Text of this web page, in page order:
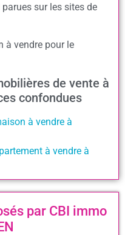
parues sur les sites de
à vendre pour le
de vente à
confondues
à vendre à
à vendre à
par CBI immo